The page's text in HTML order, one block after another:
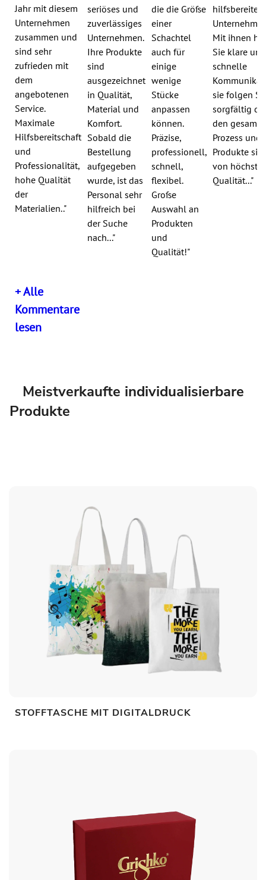
Jahr mit diesem
Unternehmen
zusammen und
sind sehr
zufrieden mit
dem
angebotenen
Service.
Maximale
Hilfsbereitschaft
und
Professionalität,
hohe Qualität
der
Materialien.."
seriöses und
zuverlässiges
Unternehmen.
Ihre Produkte
sind
ausgezeichnet
in Qualität,
Material und
Komfort.
Sobald die
Bestellung
aufgegeben
wurde, ist das
Personal sehr
hilfreich bei
der Suche
nach..."
die die Größe
einer
Schachtel
auch für
einige
wenige
Stücke
anpassen
können.
Präzise,
professionell,
schnell,
flexibel.
Große
Auswahl an
Produkten
und
Qualität!"
hilfsbereites
Mit ihnen
Sie klare und
schnelle
sie folgen
sorgfältig
den
Prozess und
Produkte
von höchster
Qualität..."
+ Alle
Kommentare
lesen
Meistverkaufte individualisierbare
Produkte
STOFFTASCHE MIT DIGITALDRUCK